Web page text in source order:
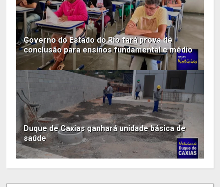
Governo do Estado do Rio fará prova de
conclusão para ensinos fundamental e médio
Duque de Caxias ganhará unidade básica de
saúde